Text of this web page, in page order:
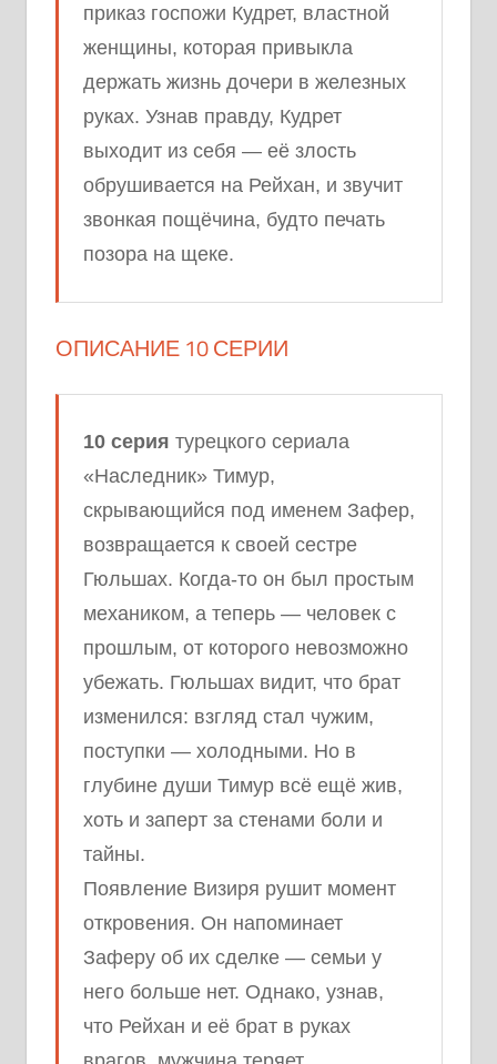
приказ госпожи Кудрет, властной
женщины, которая привыкла
держать жизнь дочери в железных
руках. Узнав правду, Кудрет
выходит из себя — её злость
обрушивается на Рейхан, и звучит
звонкая пощёчина, будто печать
позора на щеке.
ОПИСАНИЕ 10 СЕРИИ
10 серия турецкого сериала
«Наследник» Тимур,
скрывающийся под именем Зафер,
возвращается к своей сестре
Гюльшах. Когда-то он был простым
механиком, а теперь — человек с
прошлым, от которого невозможно
убежать. Гюльшах видит, что брат
изменился: взгляд стал чужим,
поступки — холодными. Но в
глубине души Тимур всё ещё жив,
хоть и заперт за стенами боли и
тайны.
Появление Визиря рушит момент
откровения. Он напоминает
Заферу об их сделке — семьи у
него больше нет. Однако, узнав,
что Рейхан и её брат в руках